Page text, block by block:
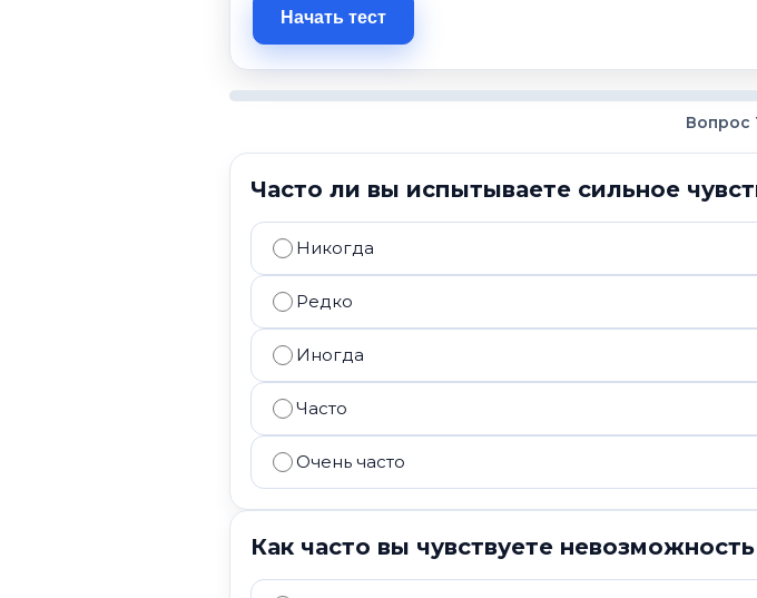
Начать тест
Вопрос
Часто ли вы испытываете сильное
Никогда
Редко
Иногда
Часто
Очень часто
Как часто вы чувствуете